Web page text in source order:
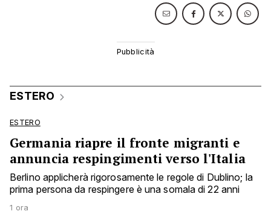
ESTERO
ESTERO
Germania riapre il fronte migranti e
annuncia respingimenti verso l'Italia
Berlino applicherà rigorosamente le regole di Dublino; la
prima persona da respingere è una somala di 22 anni
1 ora